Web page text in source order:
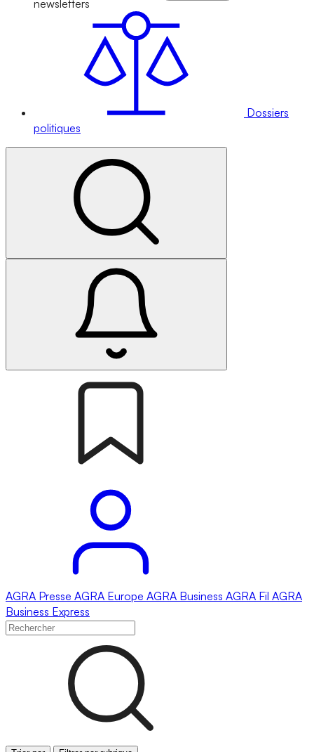
newsletters
Dossiers
politiques
AGRA Presse AGRA Europe AGRA Business AGRA Fil AGRA
Business Express